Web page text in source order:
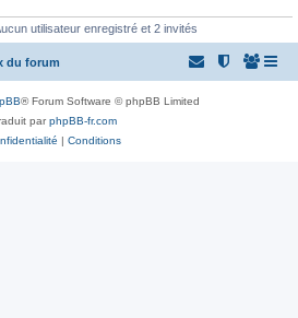
utilisateur enregistré et 2 invités
du forum
® Forum Software © phpBB Limited
parphpBB-fr.com
| Conditions